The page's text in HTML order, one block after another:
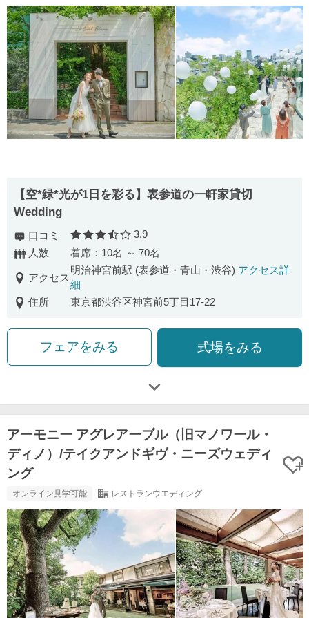
【空*緑*光が1日を彩る】表参道の一軒家貸切
Wedding
口コミ 口コミ評価
3.9
人数
着席：10名 ～ 70名
アクセス
明治神宮前駅 (表参道・青山・渋谷) アクセス詳
細
住所
東京都渋谷区神宮前5丁目17-22
フェアをみる 式場をみる
アーモニー アグレアーブル（旧マノワール・
ディノ）/テイクアンドギヴ・ニーズウェディ
ング
オンライン見学可能 レストランウエディング